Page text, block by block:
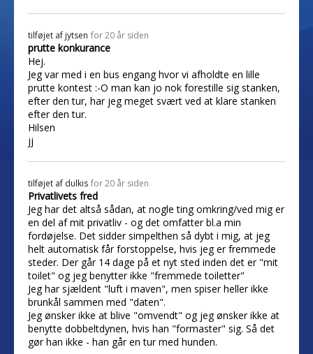
tilføjet af jytsen for 20 år siden
prutte konkurance
Hej.
Jeg var med i en bus engang hvor vi afholdte en lille
prutte kontest :-O man kan jo nok forestille sig stanken,
efter den tur, har jeg meget svært ved at klare stanken
efter den tur.
Hilsen
jj
tilføjet af dulkis for 20 år siden
Privatlivets fred
Jeg har det altså sådan, at nogle ting omkring/ved mig er
en del af mit privatliv - og det omfatter bl.a min
fordøjelse. Det sidder simpelthen så dybt i mig, at jeg
helt automatisk får forstoppelse, hvis jeg er fremmede
steder. Der går 14 dage på et nyt sted inden det er "mit
toilet" og jeg benytter ikke "fremmede toiletter"
Jeg har sjældent "luft i maven", men spiser heller ikke
brunkål sammen med "daten".
Jeg ønsker ikke at blive "omvendt" og jeg ønsker ikke at
benytte dobbeltdynen, hvis han "formaster" sig. Så det
gør han ikke - han går en tur med hunden.